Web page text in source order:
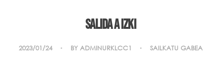
Salida a Izki
2023/01/24 BY ADMINURKLCC1 SAILKATU GABEA